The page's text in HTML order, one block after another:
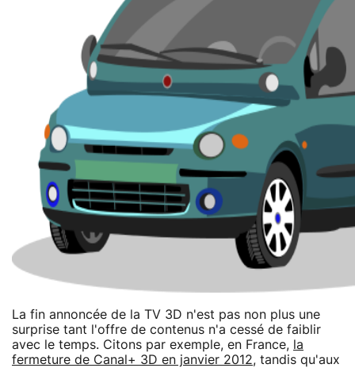
La fin annoncée de la TV 3D n'est pas non plus une
surprise tant l'offre de contenus n'a cessé de faiblir
avec le temps. Citons par exemple, en France, la
fermeture de Canal+ 3D en janvier 2012, tandis qu'aux